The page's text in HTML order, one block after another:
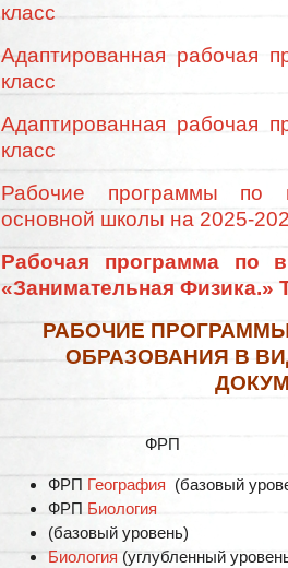
класс
Адаптированная рабочая
класс
Адаптированная рабочая
класс
Рабочие программы по
основной школы на 2025-
Рабочая программа по
«Занимательная Физика.»
РАБОЧИЕ
ОБРАЗОВАНИЯ В
ФРП
ФРП География (базовый
ФРП Биология
(базовый уровень)
Биология (углубленный